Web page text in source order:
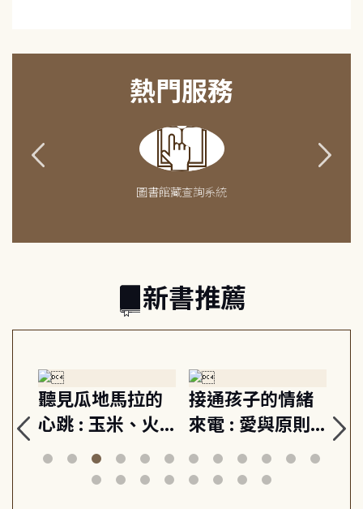
熱門服務
圖書館藏查詢系統
新書推薦
聽見瓜地馬拉的
心跳 : 玉米、火
山與信仰, 外交官
筆下的現代馬雅
接通孩子的情緒
來電 : 愛與原則,
建立教養的安定
節奏 22個行動練
關